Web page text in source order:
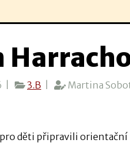
| 3.B | Martina
děti připravili orientační